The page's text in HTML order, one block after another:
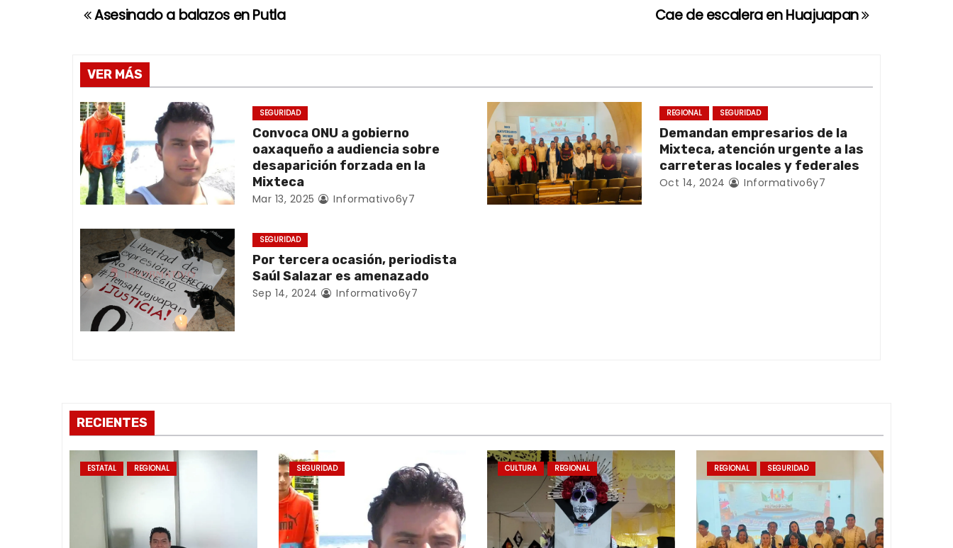
N
v
e
g
a
c
i
ó
n
d
n
t
r
Cae de escalera en Huajuapan
Asesinado a balazos en Putla
VER MÁS
SEGURIDAD
Convoca ONU a gobierno
oaxaqueño a audiencia sobre
desaparición forzada en la
Mixteca
Mar 13, 2025 Informativo6y7
REGIONAL SEGURIDAD
Demandan empresarios de la
Mixteca, atención urgente a las
carreteras locales y federales
Oct 14, 2024 Informativo6y7
SEGURIDAD
Por tercera ocasión, periodista
Saúl Salazar es amenazado
Sep 14, 2024 Informativo6y7
RECIENTES
ESTATAL REGIONAL SEGURIDAD CULTURA REGIONAL REGIONAL SEGURIDAD